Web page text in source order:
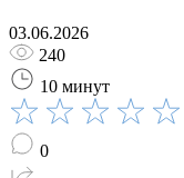
03.06.2026
240
10 минут
0